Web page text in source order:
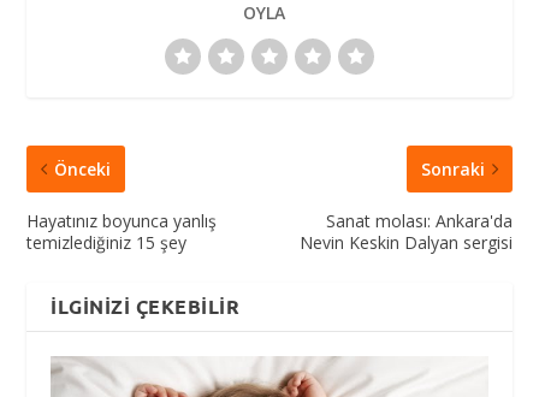
OYLA
Önceki
Hayatınız boyunca yanlış
temizlediğiniz 15 şey
Sonraki
Sanat molası: Ankara'da
Nevin Keskin Dalyan sergisi
İLGINIZI ÇEKEBILIR